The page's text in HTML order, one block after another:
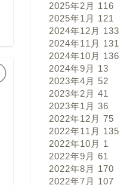
2025年2月 116
2025年1月 121
2024年12月 133
2024年11月 131
2024年10月 136
2024年9月 13
2023年4月 52
2023年2月 41
2023年1月 36
2022年12月 75
2022年11月 135
2022年10月 1
2022年9月 61
2022年8月 170
2022年7月 107